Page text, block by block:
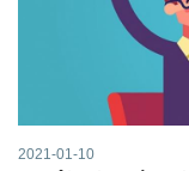
2021-01-10